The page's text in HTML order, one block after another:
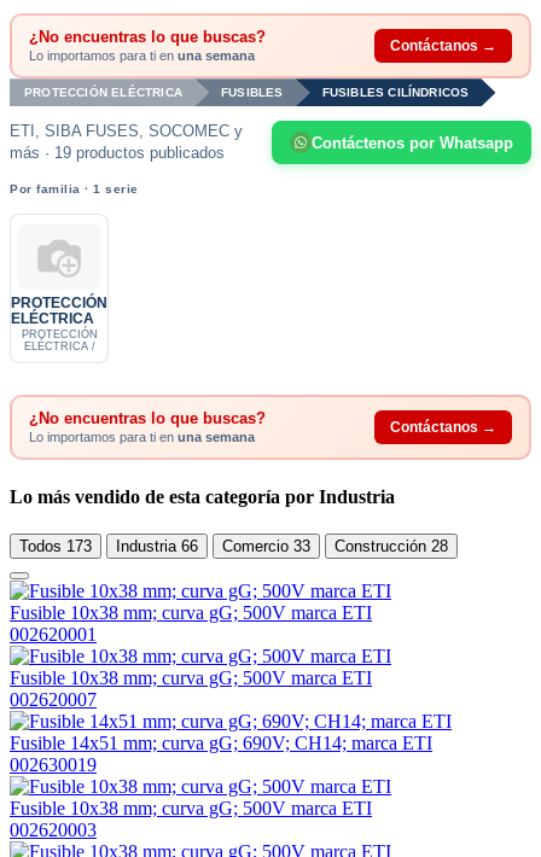
¿No encuentras lo que buscas?
Lo importamos para ti en una semana
Contáctanos →
PROTECCIÓN ELÉCTRICA FUSIBLES FUSIBLES CILÍNDRICOS
ETI, SIBA FUSES, SOCOMEC y
más · 19 productos publicados
Contáctenos por Whatsapp
Por familia · 1 serie
PROTECCIÓN
ELÉCTRICA
PROTECCIÓN
ELÉCTRICA /
¿No encuentras lo que buscas?
Lo importamos para ti en una semana
Contáctanos →
Lo más vendido de esta categoría por Industria
Todos 173 Industria 66 Comercio 33 Construcción 28
Fusible 10x38 mm; curva gG; 500V marca ETI
002620001
Fusible 10x38 mm; curva gG; 500V marca ETI
002620007
Fusible 14x51 mm; curva gG; 690V; CH14; marca ETI
002630019
Fusible 10x38 mm; curva gG; 500V marca ETI
002620003